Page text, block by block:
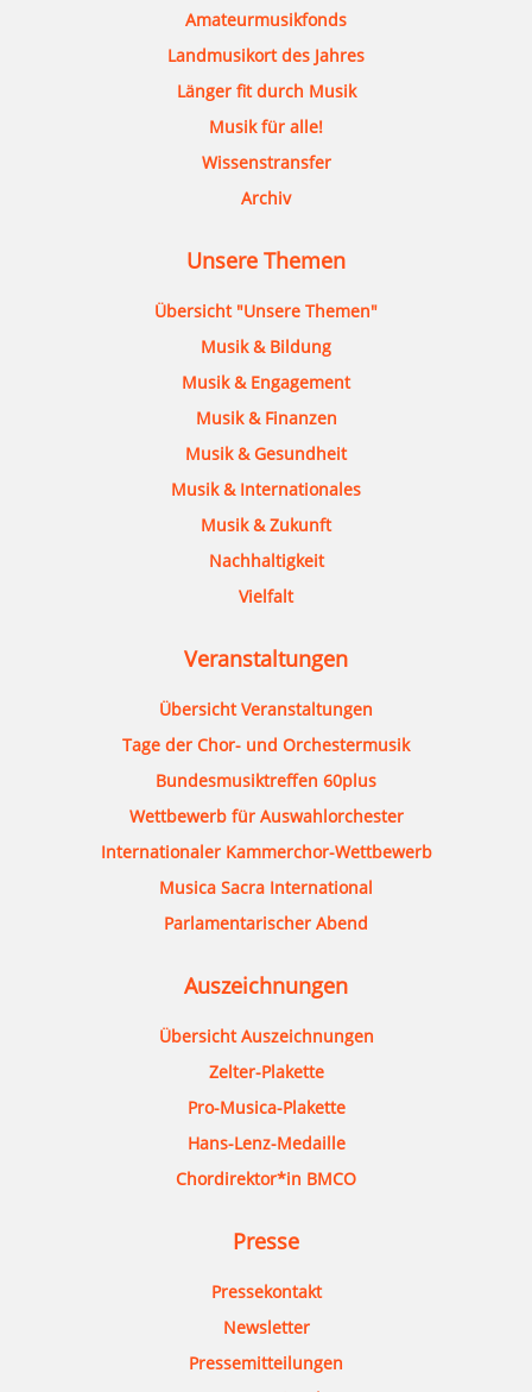
Amateurmusikfonds
Landmusikort des Jahres
Länger fit durch Musik
Musik für alle!
Wissenstransfer
Archiv
Unsere Themen
Übersicht "Unsere Themen"
Musik & Bildung
Musik & Engagement
Musik & Finanzen
Musik & Gesundheit
Musik & Internationales
Musik & Zukunft
Nachhaltigkeit
Vielfalt
Veranstaltungen
Übersicht Veranstaltungen
Tage der Chor- und Orchestermusik
Bundesmusiktreffen 60plus
Wettbewerb für Auswahlorchester
Internationaler Kammerchor-Wettbewerb
Musica Sacra International
Parlamentarischer Abend
Auszeichnungen
Übersicht Auszeichnungen
Zelter-Plakette
Pro-Musica-Plakette
Hans-Lenz-Medaille
Chordirektor*in BMCO
Presse
Pressekontakt
Newsletter
Pressemitteilungen